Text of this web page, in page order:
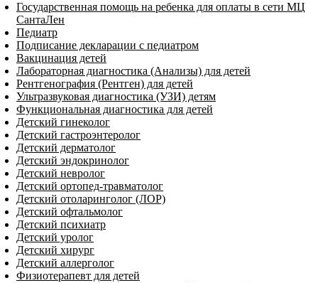
Государственная помощь на ребенка для оплаты в сети МЦ
СантаЛен
Педиатр
Подписание декларации с педиатром
Вакцинация детей
Лабораторная диагностика (Анализы) для детей
Рентгенография (Рентген) для детей
Ультразвуковая диагностика (УЗИ) детям
Функциональная диагностика для детей
Детский гинеколог
Детский гастроэнтеролог
Детский дерматолог
Детский эндокринолог
Детский невролог
Детский ортопед-травматолог
Детский отоларинголог (ЛОР)
Детский офтальмолог
Детский психиатр
Детский уролог
Детский хирург
Детский аллерголог
Физиотерапевт для детей